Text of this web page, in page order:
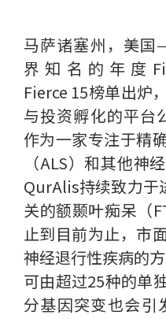
马萨诸塞州，美
界知名的年度
Fierce 15榜单出炉
与投资孵化的平台
作为一家专注于精
（ALS）和其他神
QurAlis持续致力于
关的额颞叶痴呆（
止到目前为止，市
神经退行性疾病的
可由超过25种的单
分基因突变也会引